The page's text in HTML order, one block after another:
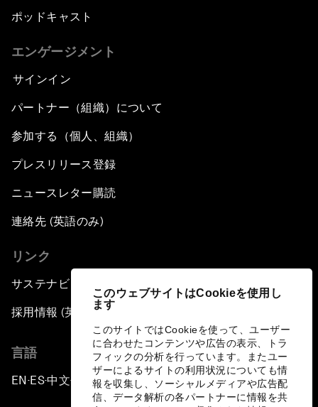
このウェブサイトはCookieを使用し
ます
このサイトではCookieを使って、ユーザー
に合わせたコンテンツや広告の表示、トラ
フィックの分析を行っています。またユー
ザーによるサイトの利用状況についても情
報を収集し、ソーシャルメディアや広告配
信、データ解析の各パートナーに情報を共
ポッドキャスト
エンゲージメント
サインイン
パートナー（組織）について
参加する（個人、組織）
プレスリリース登録
ニュースレター購読
連絡先 (英語のみ)
リンク
サステナビリティへの取り組み
採用情報 (英語のみ)
言語
EN ▪ES▪中文▪ 日本語